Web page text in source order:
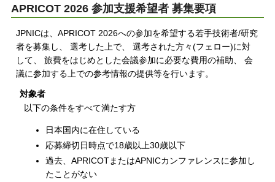
APRICOT 2026 参加支援希望者 募集要項
JPNICは、APRICOT 2026への参加を希望する若手技術者/研究
者を募集し、 選考した上で、 選考された方々(フェロー)に対
して、 旅費をはじめとした会議参加に必要な費用の補助、 会
議に参加する上での参考情報の提供等を行います。
対象者
以下の条件をすべて満たす方
日本国内に在住している
応募締切日時点で18歳以上30歳以下
過去、APRICOTまたはAPNICカンファレンスに参加し
たことがない